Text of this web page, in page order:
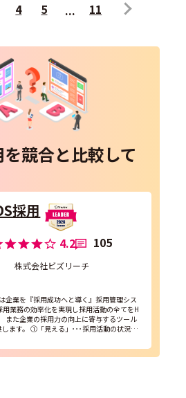
4 5 11
競合と比較して
採用
4.2 105
株式会社ビズリーチ
企業を『採用成功へと導く』採用管理シス
また企業の採用力の向上に寄与するツール
採用活動の状況を